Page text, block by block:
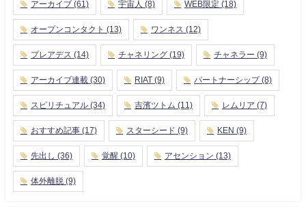
アーカイブ (61) 宇宙人 (8) WEB限定 (18)
オープンコンタクト (13) ワンネス (12)
プレアデス (14) チャネリング (19) チャネラー (9)
アーカイブ連載 (30) RIAT (9) パートナーシップ (8)
スピリチュアル (34) 吉濱ツトム (11) レムリア (7)
おすすめ記事 (17) スターシード (9) KEN (9)
先出し (36) 覚醒 (10) アセンション (13)
体外離脱 (9)